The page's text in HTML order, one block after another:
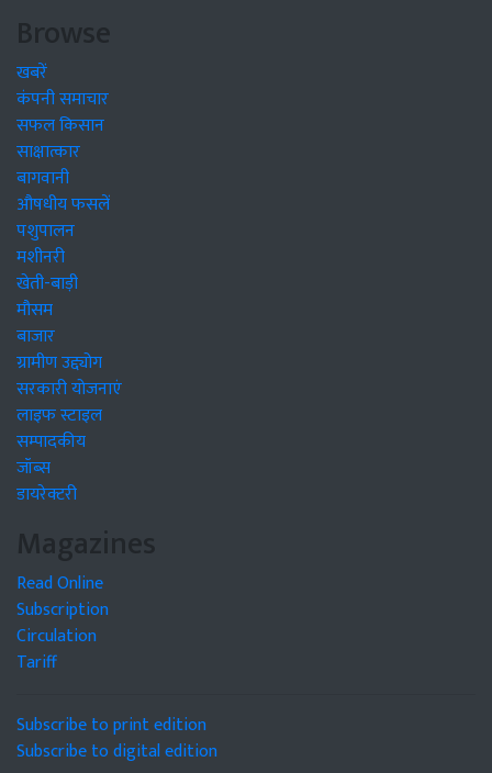
Browse
खबरें
कंपनी समाचार
सफल किसान
साक्षात्कार
बागवानी
औषधीय फसलें
पशुपालन
मशीनरी
खेती-बाड़ी
मौसम
बाजार
ग्रामीण उद्द्योग
सरकारी योजनाएं
लाइफ स्टाइल
सम्पादकीय
जॉब्स
डायरेक्टरी
Magazines
Read Online
Subscription
Circulation
Tariff
Subscribe to print edition
Subscribe to digital edition